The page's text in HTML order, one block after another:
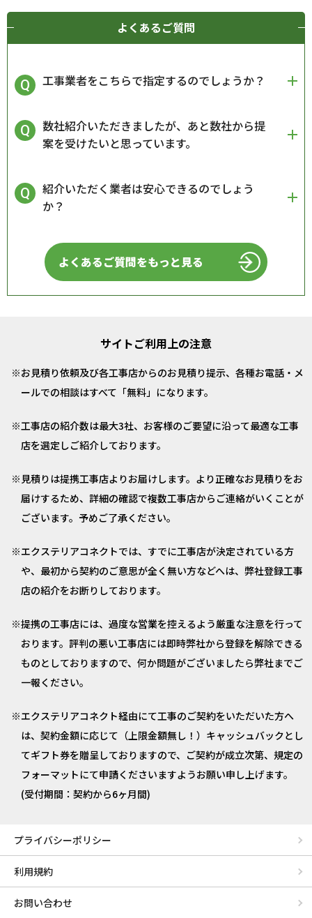
よくあるご質問
工事業者をこちらで指定するのでしょうか？
数社紹介いただきましたが、あと数社から提
案を受けたいと思っています。
紹介いただく業者は安心できるのでしょう
か？
よくあるご質問をもっと見る
サイトご利用上の注意
お見積り依頼及び各工事店からのお見積り提示、各種お電話・メ
ールでの相談はすべて「無料」になります。
工事店の紹介数は最大3社、お客様のご要望に沿って最適な工事
店を選定しご紹介しております。
見積りは提携工事店よりお届けします。より正確なお見積りをお
届けするため、詳細の確認で複数工事店からご連絡がいくことが
ございます。予めご了承ください。
エクステリアコネクトでは、すでに工事店が決定されている方
や、最初から契約のご意思が全く無い方などへは、弊社登録工事
店の紹介をお断りしております。
提携の工事店には、過度な営業を控えるよう厳重な注意を行って
おります。評判の悪い工事店には即時弊社から登録を解除できる
ものとしておりますので、何か問題がございましたら弊社までご
一報ください。
エクステリアコネクト経由にて工事のご契約をいただいた方へ
は、契約金額に応じて（上限金額無し！）キャッシュバックとし
てギフト券を贈呈しておりますので、ご契約が成立次第、規定の
フォーマットにて申請くださいますようお願い申し上げます。
(受付期間：契約から6ヶ月間)
プライバシーポリシー
利用規約
お問い合わせ